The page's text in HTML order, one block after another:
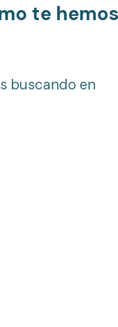
te hemos
buscando en